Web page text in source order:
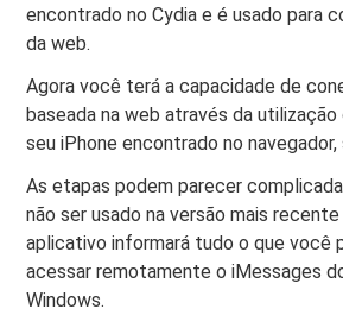
encontrado no Cydia e é usado para
da web.
Agora você terá a capacidade de
baseada na web através da
seu iPhone encontrado no navegador,
As etapas podem parecer
não ser usado na versão mais recente
aplicativo informará tudo o que você
acessar remotamente o iMessages
Windows.